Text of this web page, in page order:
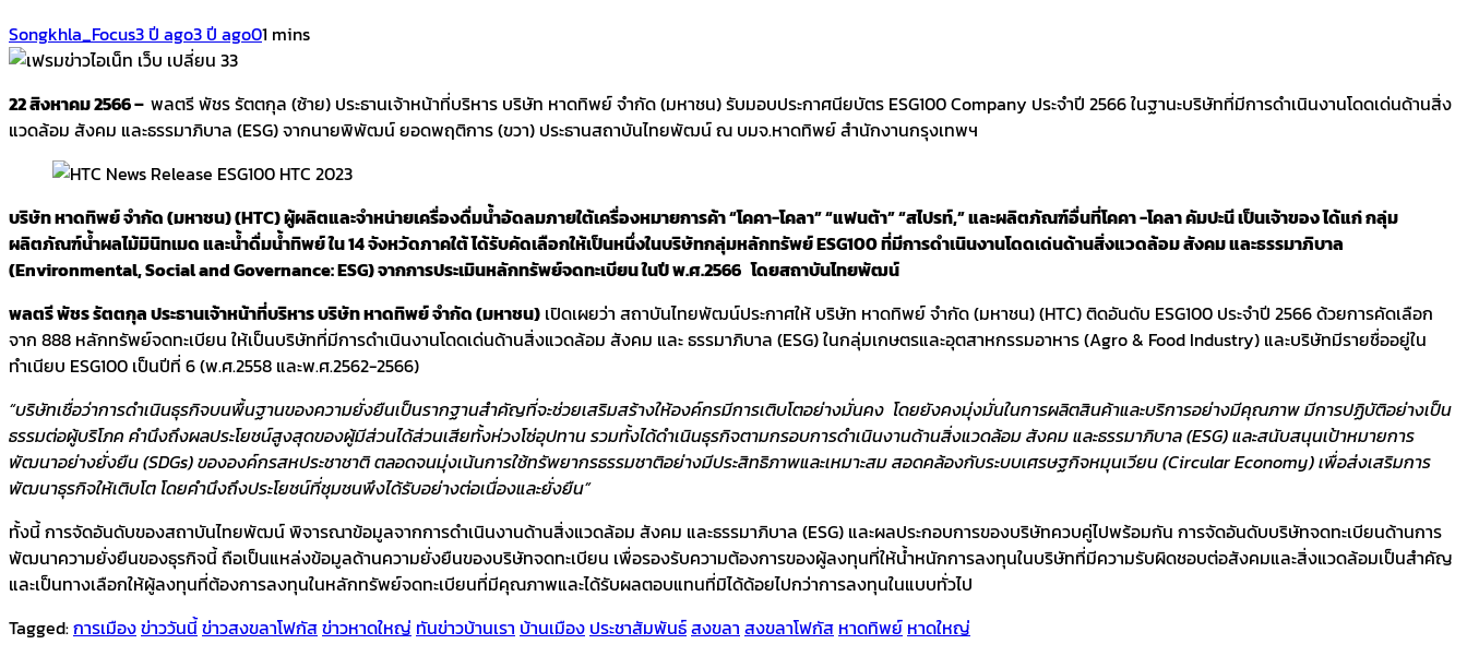
Songkhla_Focus3 ปี ago3 ปี ago01 mins
22 สิงหาคม 2566 – พลตรี พัชร รัตตกุล (ซ้าย) ประธานเจ้าหน้าที่บริหาร บริษัท หาดทิพย์ จำกัด (มหาชน) รับมอบประกาศนียบัตร ESG100 Company ประจำปี 2566 ในฐานะบริษัทที่มีการดำเนินงานโดดเด่นด้านสิ่ง
แวดล้อม สังคม และธรรมาภิบาล (ESG) จากนายพิพัฒน์ ยอดพฤติการ (ขวา) ประธานสถาบันไทยพัฒน์ ณ บมจ.หาดทิพย์ สำนักงานกรุงเทพฯ
บริษัท หาดทิพย์ จำกัด (มหาชน) (HTC) ผู้ผลิตและจำหน่ายเครื่องดื่มน้ำอัดลมภายใต้เครื่องหมายการค้า “โคคา-โคลา” “แฟนต้า” “สไปรท์,” และผลิตภัณฑ์อื่นที่โคคา -โคลา คัมปะนี เป็นเจ้าของ ได้แก่ กลุ่ม
ผลิตภัณฑ์น้ำผลไม้มินิทเมด และน้ำดื่มน้ำทิพย์ ใน 14 จังหวัดภาคใต้ ได้รับคัดเลือกให้เป็นหนึ่งในบริษัทกลุ่มหลักทรัพย์ ESG100 ที่มีการดำเนินงานโดดเด่นด้านสิ่งแวดล้อม สังคม และธรรมาภิบาล
(Environmental, Social and Governance: ESG) จากการประเมินหลักทรัพย์จดทะเบียน ในปี พ.ศ.2566 โดยสถาบันไทยพัฒน์
พลตรี พัชร รัตตกุล ประธานเจ้าหน้าที่บริหาร บริษัท หาดทิพย์ จำกัด (มหาชน) เปิดเผยว่า สถาบันไทยพัฒน์ประกาศให้ บริษัท หาดทิพย์ จำกัด (มหาชน) (HTC) ติดอันดับ ESG100 ประจำปี 2566 ด้วยการคัดเลือก
จาก 888 หลักทรัพย์จดทะเบียน ให้เป็นบริษัทที่มีการดำเนินงานโดดเด่นด้านสิ่งแวดล้อม สังคม และ ธรรมาภิบาล (ESG) ในกลุ่มเกษตรและอุตสาหกรรมอาหาร (Agro & Food Industry) และบริษัทมีรายชื่ออยู่ใน
ทำเนียบ ESG100 เป็นปีที่ 6 (พ.ศ.2558 และพ.ศ.2562-2566)
“บริษัทเชื่อว่าการดำเนินธุรกิจบนพื้นฐานของความยั่งยืนเป็นรากฐานสำคัญที่จะช่วยเสริมสร้างให้องค์กรมีการเติบโตอย่างมั่นคง โดยยังคงมุ่งมั่นในการผลิตสินค้าและบริการอย่างมีคุณภาพ มีการปฏิบัติอย่างเป็น
ธรรมต่อผู้บริโภค คำนึงถึงผลประโยชน์สูงสุดของผู้มีส่วนได้ส่วนเสียทั้งห่วงโซ่อุปทาน รวมทั้งได้ดำเนินธุรกิจตามกรอบการดำเนินงานด้านสิ่งแวดล้อม สังคม และธรรมาภิบาล (ESG) และสนับสนุนเป้าหมายการ
พัฒนาอย่างยั่งยืน (SDGs) ขององค์กรสหประชาชาติ ตลอดจนมุ่งเน้นการใช้ทรัพยากรธรรมชาติอย่างมีประสิทธิภาพและเหมาะสม สอดคล้องกับระบบเศรษฐกิจหมุนเวียน (Circular Economy) เพื่อส่งเสริมการ
พัฒนาธุรกิจให้เติบโต โดยคำนึงถึงประโยชน์ที่ชุมชนพึงได้รับอย่างต่อเนื่องและยั่งยืน”
ทั้งนี้ การจัดอันดับของสถาบันไทยพัฒน์ พิจารณาข้อมูลจากการดำเนินงานด้านสิ่งแวดล้อม สังคม และธรรมาภิบาล (ESG) และผลประกอบการของบริษัทควบคู่ไปพร้อมกัน การจัดอันดับบริษัทจดทะเบียนด้านการ
พัฒนาความยั่งยืนของธุรกิจนี้ ถือเป็นแหล่งข้อมูลด้านความยั่งยืนของบริษัทจดทะเบียน เพื่อรองรับความต้องการของผู้ลงทุนที่ให้น้ำหนักการลงทุนในบริษัทที่มีความรับผิดชอบต่อสังคมและสิ่งแวดล้อมเป็นสำคัญ
และเป็นทางเลือกให้ผู้ลงทุนที่ต้องการลงทุนในหลักทรัพย์จดทะเบียนที่มีคุณภาพและได้รับผลตอบแทนที่มิได้ด้อยไปกว่าการลงทุนในแบบทั่วไป
Tagged:การเมืองข่าววันนี้ข่าวสงขลาโฟกัสข่าวหาดใหญ่ ทันข่าวบ้านเรา บ้านเมือง ประชาสัมพันธ์สงขลา สงขลาโฟกัส หาดทิพย์ หาดใหญ่